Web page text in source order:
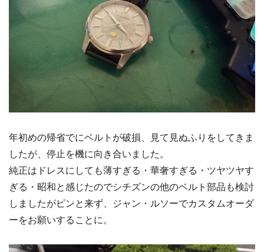
年初めの帰省でにベルトが破損、見て見ぬふりをしてきま
したが、停止を機に向き合いました。
純正はドレスにしても薄すぎる・華奢すぎる・ツヤツヤす
ぎる・昭和と感じたのでシチズンの他のベルト部品も検討
しましたがピンと来ず、ジャン・ルソーでカスタムオーダ
ーをお願いすることに。